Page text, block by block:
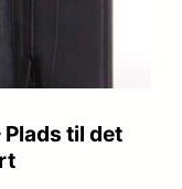
Plads til det